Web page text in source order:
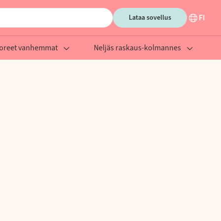
Lataa sovellus FI
vanhemmat Neljäs raskaus-kolmannes